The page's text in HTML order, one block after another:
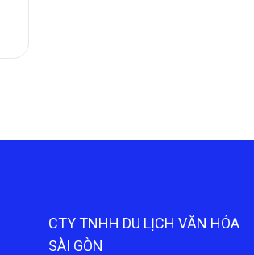
CTY TNHH DU LỊCH VĂN HÓA
SÀI GÒN